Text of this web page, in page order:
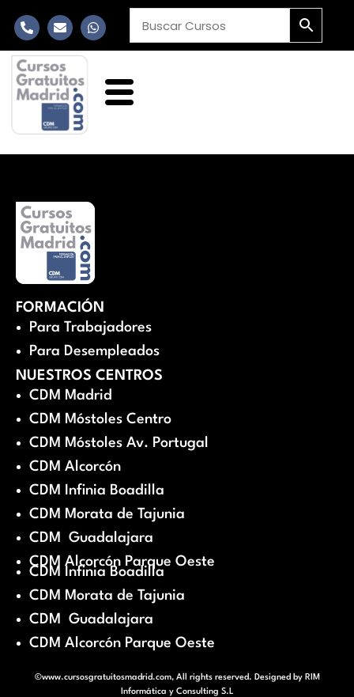
FORMACIÓN
Para Trabajadores
Para Desempleados
NUESTROS CENTROS
CDM Madrid
CDM Móstoles Centro
CDM Móstoles Av. Portugal
CDM Alcorcón
CDM Infinia Boadilla
CDM Morata de Tajunia
CDM Guadalajara
CDM Alcorcón Parque Oeste
CDM Infinia Boadilla
CDM Morata de Tajunia
CDM Guadalajara
CDM Alcorcón Parque Oeste
©www.cursosgratuitosmadrid.com, All rights reserved. Designed by RIM
Informática y Consulting S.L